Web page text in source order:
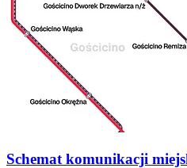
Schemat komunikacji